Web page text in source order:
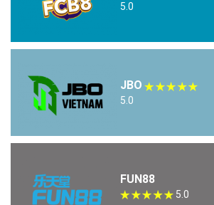
5.0
JBO
5.0
FUN88
5.0